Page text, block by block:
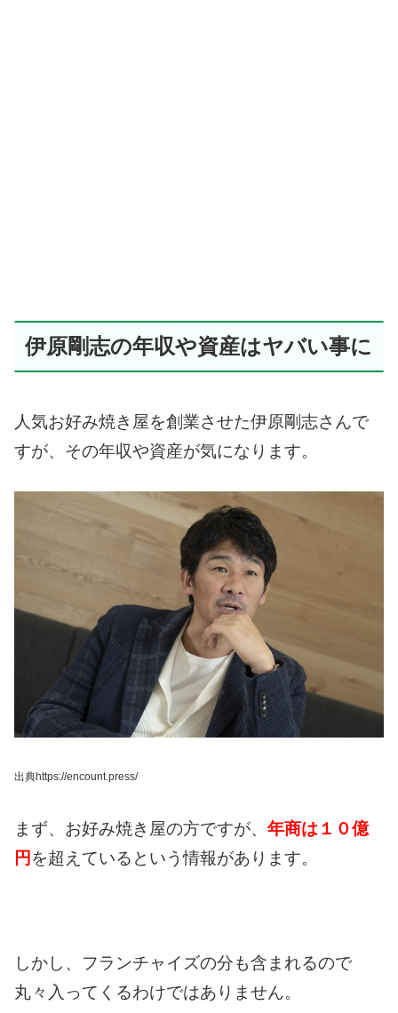
伊原剛志の年収や資産はヤバい事に
人気お好み焼き屋を創業させた伊原剛志さんで
すが、その年収や資産が気になります。
出典https://encount.press/
まず、お好み焼き屋の方ですが、 年商は１０億
円 を超えているという情報があります。
しかし、フランチャイズの分も含まれるので
丸々入ってくるわけではありません。